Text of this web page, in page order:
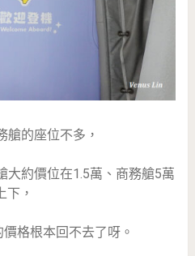
艙的座位不多，
大約價位在1.5萬、商務艙5萬
上下，
格根本回不去了呀。